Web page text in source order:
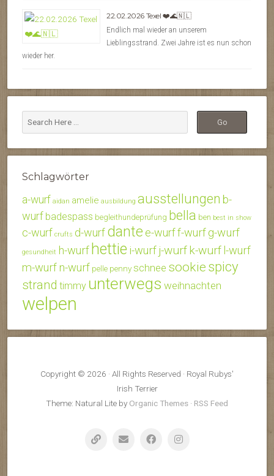
22.02.2026 Texel ❤️🌊🇳🇱
Endlich mal wieder an unserem
Lieblingsstrand. Zwei Jahre ist es nun schon
wieder her.
Schlagwörter
a-wurf aidan amelie ausbildung ausstellungen b-
wurf badespass begleithundeprüfung bella ben best in show
c-wurf crufts d-wurfdante e-wurff-wurfg-wurf
gesundheit h-wurf hettiei-wurfj-wurfk-wurf l-wurf
m-wurfn-wurf pelle pennyschnee sookie spicy
strand timmy unterwegs weihnachten
welpen
Copyright © 2026 · All Rights Reserved · Royal Rubys'
Irish Terrier
Theme: Natural Lite by Organic Themes · RSS Feed